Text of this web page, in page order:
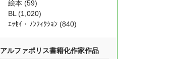
絵本 (59)
BL (1,020)
ｴｯｾｲ・ﾉﾝﾌｨｸｼｮﾝ (840)
アルファポリス書籍化作家作品